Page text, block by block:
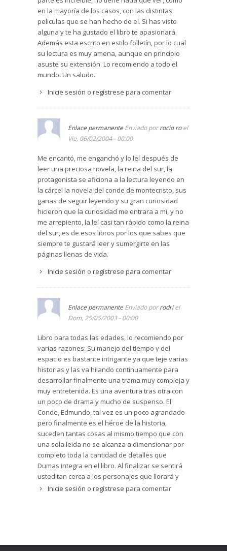
sino como una ocasión de asomarse a la
profundidad y complejidad del alma humana.
“No olvidéis nunca que hasta el día en que Dios
se digne descifrar el porvenir al hombre, toda la
sabiduría estará resumida en dos palabras:
¡Confiar y esperar!”.
de la venganza, nos sentimos estremecidos. En
definitiva, una novela que nos atrapa de
principio a fin.
La historia de la vida de Edmon Dantés, el Conde
de Montecristo, es la historia de una persona
que sale de un sufrimiento humano muy
profundo – traición, odio, mentira, etc. – para
ocasiones se respire demasiado el deseo de la
venganza. Nuestro personaje acaba
reconociendo que su vida ha sido un proyecto
premeditado en el que termina por descubrir
que la sabiduría humana nunca iguala a la
que puede juzgar los hechos humanos de las
personas concretas.
El personaje del Conde de Montecristo aparece
como un héroe que se va forjando poco a poco,
en la soledad, en la miseria humana, en el
sufrimiento, pero también en la compasión y en
la misericordia. Su personalidad atrae a todas
las personas que le rodean pero principalmente
llama la atención del lector, que, aunque quiera
cómo transcurre la historia de este misterioso
recuerdos, etc.
Aunque es una novela clásica, su contenido es
cómo es la naturaleza humana en las diferentes
situaciones y circunstancias de la vida.
en la mayoría de los casos, con las distintas
peliculas que se han hecho de el. Si has visto
alguna y te ha gustado el libro te apasionará.
Además esta escrito en estilo folletín, por lo cual
su lectura es muy amena, aunque en principio
asuste su extensión. Lo recomiendo a todo el
mundo. Un saludo.
Inicie sesión o regístrese para comentar
Enlace permanente Enviado porrocio roel
Vie, 06/02/2004 - 00:00
Me encantó, me enganchó y lo leí después de
leer una preciosa novela, la reina del sur, la
protagonista se aficiona a la lectura leyendo en
la cárcel la novela del conde de montecristo, sus
ganas de seguir leyendo y su gran curiosidad
hicieron que la curiosidad me entrara a mi, y no
me arrepiento, la leí casi tan rápido como la reina
del sur, es de esos libros por los que sabes que
siempre te gustará leer y sumergirte en las
páginas llenas de vida.
Inicie sesión o regístrese para comentar
Enlace permanente Enviado porrodriel
Dom, 25/05/2003 - 00:00
Libro para todas las edades, lo recomiendo por
varias razones: Su manejo del tiempo y del
espacio es bastante intrigante ya que teje varias
historias y las va hilando continuamente para
desarrollar finalmente una trama muy compleja y
muy entretenida. Es una aventura tras otra con
un poco de drama y mucho de suspenso. El
Conde, Edmundo, tal vez es un poco agrandado
pero finalmente es el héroe de la historia,
suceden tantas cosas al mismo tiempo que con
una sola leida no se alcanza a dimensionar por
completo toda la cantidad de detalles que
Dumas integra en el libro. Al finalizar se sentirá
usted tan cerca a los personajes que llorará y
reirá como si fueran sus propios amigos.
Inicie sesión o regístrese para comentar